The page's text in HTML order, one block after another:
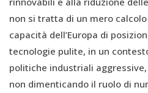
non si tratta di un mero
capacità dell’Europa di
tecnologie pulite, in un
politiche industriali
non dimenticando il ruolo di